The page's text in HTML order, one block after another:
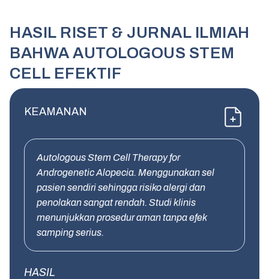
HASIL RISET & JURNAL ILMIAH
BAHWA AUTOLOGOUS STEM
CELL EFEKTIF
KEAMANAN
Autologous Stem Cell Therapy for
Androgenetic Alopecia. Menggunakan sel
pasien sendiri sehingga risiko alergi dan
penolakan sangat rendah. Studi klinis
menunjukkan prosedur aman tanpa efek
samping serius.
HASIL